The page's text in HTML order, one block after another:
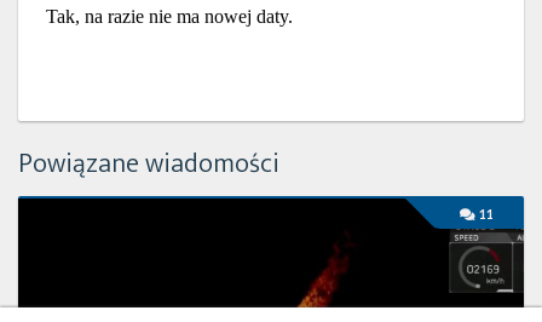
Powiązane wiadomości
umieszczony
11